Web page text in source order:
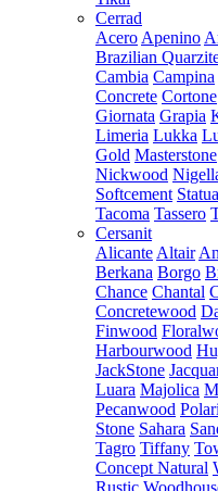
Cerrad
Acero Apenino
Brazilian
Cambia Campina
Concrete Cortone
Giornata Grapia
Limeria Lukka
Gold Masterstone
Nickwood
Softcement
Tacoma Tassero
Cersanit
Alicante Altair
Berkana Borgo
Chance Chantal
Concretewood
Finwood
Harbourwood
JackStone
Luara Majolica
Pecanwood
Stone Sahara
Tagro Tiffany
Concept Natural